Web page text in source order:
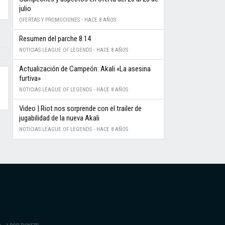
julio
OFERTAS Y PROMOCIONES - HACE 8 AÑOS
Resumen del parche 8.14
NOTICIAS LEAGUE OF LEGENDS - HACE 8 AÑOS
Actualización de Campeón: Akali «La asesina
furtiva»
NOTICIAS LEAGUE OF LEGENDS - HACE 8 AÑOS
Video | Riot nos sorprende con el trailer de
jugabilidad de la nueva Akali
NOTICIAS LEAGUE OF LEGENDS - HACE 8 AÑOS